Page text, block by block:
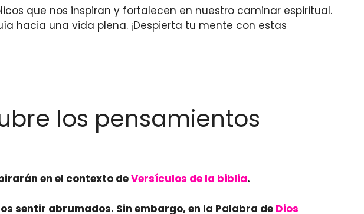
que nos inspiran y fortalecen en nuestro caminar espiritual.
hacia una vida plena. ¡Despierta tu mente con estas
los pensamientos
en el contexto deVersículos de la biblia.
sentir abrumados. Sin embargo, en la Palabra de Dios